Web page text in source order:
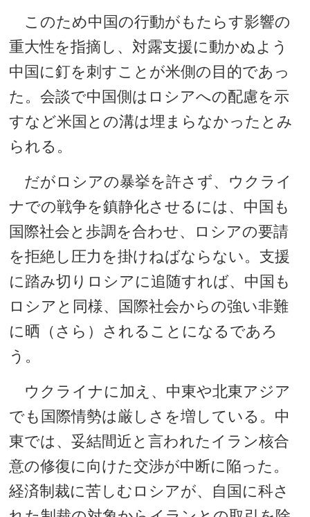
このため中国の行動がもたらす影響の
重大性を指摘し、対露支援に動かぬよう
中国に釘を刺すことが米側の目的であっ
た。会談で中国側はロシアへの配慮を示
すなど米国との溝は埋まらなかったとみ
られる。
だがロシアの暴挙を許さず、ウクライ
ナでの戦争を鎮静化させるには、中国も
国際社会と歩調を合わせ、ロシアの要請
を拒絶し圧力を掛けねばならない。支援
に踏み切りロシアに追随すれば、中国も
ロシアと同様、国際社会からの強い非難
に晒（さら）されることになるであろ
う。
ウクライナに加え、中東や北東アジア
でも国際情勢は厳しさを増している。中
東では、妥結間近と言われたイラン核合
意の修復に向けた交渉が中断に陥った。
経済制裁に苦しむロシアが、自国に科さ